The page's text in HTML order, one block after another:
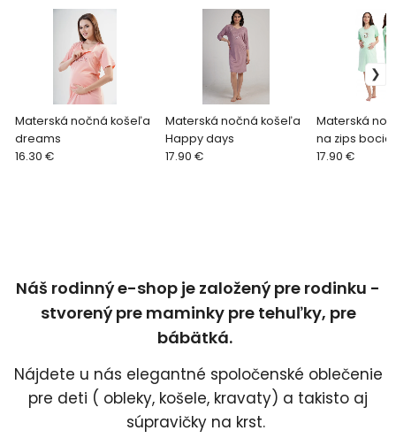
Materská nočná košeľa
dreams
16.30 €
Materská nočná košeľa
Happy days
17.90 €
Materská
na zips
17.90 €
Náš rodinný e-shop je založený pre rodinku -
stvorený pre maminky pre tehuľky, pre
bábätká.
Nájdete u nás elegantné spoločenské oblečenie
pre deti ( obleky, košele, kravaty) a takisto aj
súpravičky na krst.